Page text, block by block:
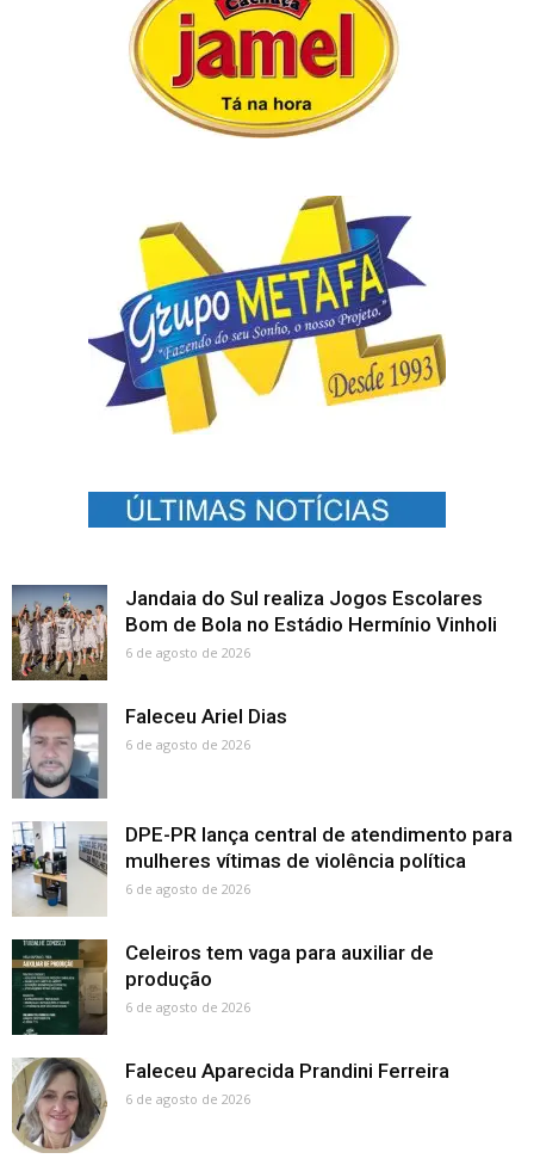
Jandaia do Sul realiza Jogos Escolares
Bom de Bola no Estádio Hermínio Vinholi
6 de agosto de 2026
Faleceu Ariel Dias
6 de agosto de 2026
DPE-PR lança central de atendimento para
mulheres vítimas de violência política
6 de agosto de 2026
Celeiros tem vaga para auxiliar de
produção
6 de agosto de 2026
Faleceu Aparecida Prandini Ferreira
6 de agosto de 2026